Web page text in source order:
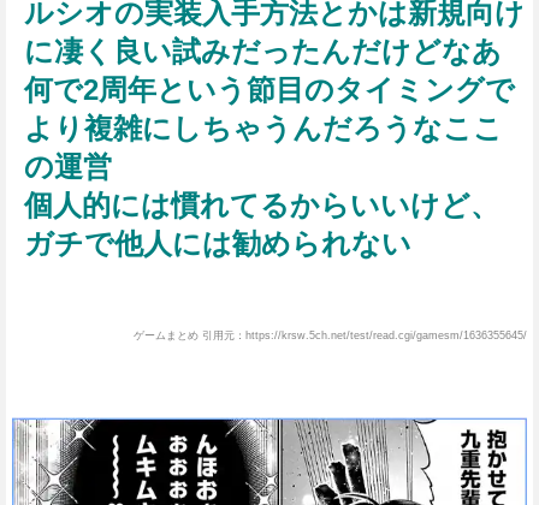
ルシオの実装入手方法とかは新規向け
に凄く良い試みだったんだけどなあ
何で2周年という節目のタイミングで
より複雑にしちゃうんだろうなここ
の運営
個人的には慣れてるからいいけど、
ガチで他人には勧められない
ゲームまとめ 引用元：https://krsw.5ch.net/test/read.cgi/gamesm/1636355645/